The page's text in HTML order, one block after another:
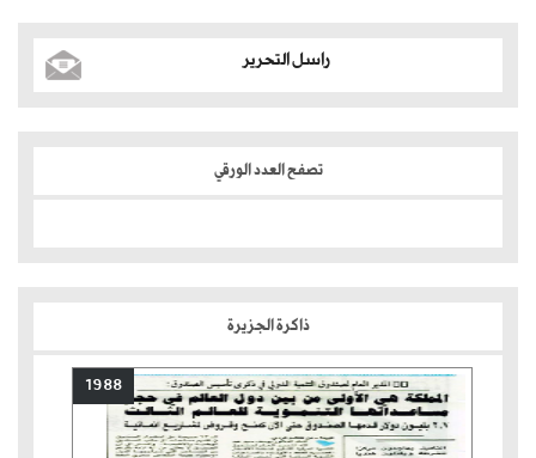
راسل التحرير
تصفح العدد الورقي
ذاكرة الجزيرة
1988